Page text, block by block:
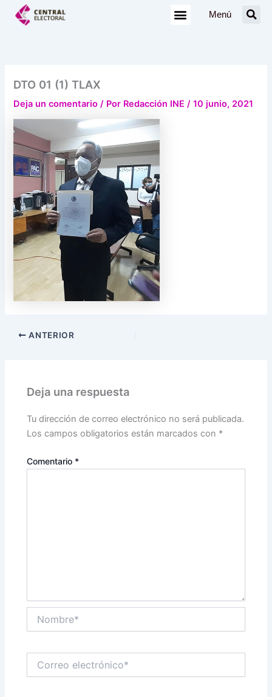
Menú
DTO 01 (1) TLAX
Deja un comentario / Por Redacción INE/10 junio, 2021
ANTERIOR
Deja una respuesta
Tu dirección de correo electrónico no será publicada.
Los campos obligatorios están marcados con *
Comentario *
electrónico*